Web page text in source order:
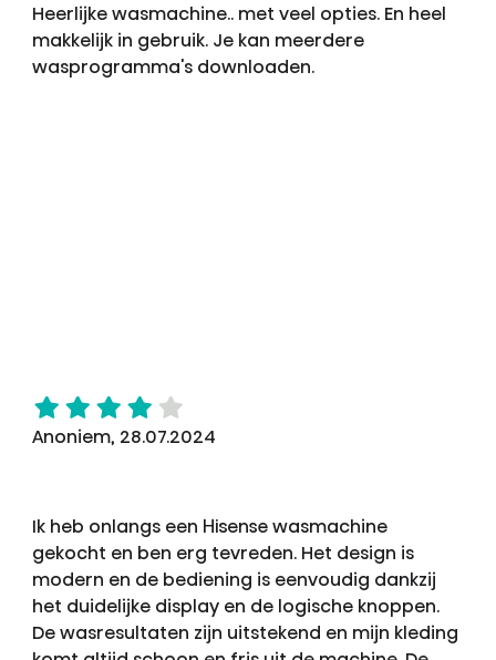
Heerlijke wasmachine.. met veel opties. En heel
makkelijk in gebruik. Je kan meerdere
wasprogramma's downloaden.
Anoniem, 28.07.2024
Ik heb onlangs een Hisense wasmachine
gekocht en ben erg tevreden. Het design is
modern en de bediening is eenvoudig dankzij
het duidelijke display en de logische knoppen.
De wasresultaten zijn uitstekend en mijn kleding